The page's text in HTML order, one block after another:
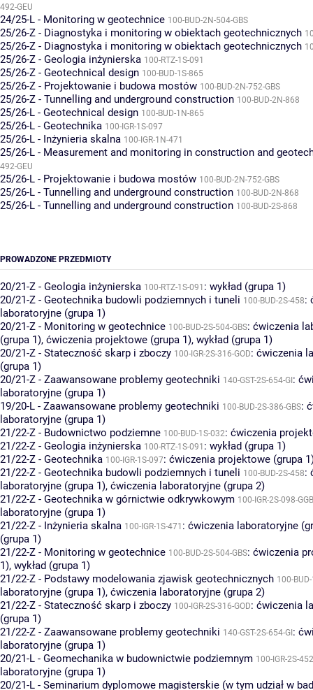
492-GEU
24/25-L - Monitoring w geotechnice 100-BUD-2N-504-GBS
25/26-Z - Diagnostyka i monitoring w obiektach geotechnicznych
25/26-Z - Diagnostyka i monitoring w obiektach geotechnicznych
25/26-Z - Geologia inżynierska 100-RTZ-1S-091
25/26-Z - Geotechnical design 100-BUD-1S-865
25/26-Z - Projektowanie i budowa mostów 100-BUD-2N-752-GBS
25/26-Z - Tunnelling and underground construction 100-BUD-2N-868
25/26-L - Geotechnical design 100-BUD-1N-865
25/26-L - Geotechnika 100-IGR-1S-097
25/26-L - Inżynieria skalna 100-IGR-1N-471
25/26-L - Measurement and monitoring in construction and
492-GEU
25/26-L - Projektowanie i budowa mostów 100-BUD-2N-752-GBS
25/26-L - Tunnelling and underground construction 100-BUD-2N-868
25/26-L - Tunnelling and underground construction 100-BUD-2S-868
PROWADZONE PRZEDMIOTY
20/21-Z - Geologia inżynierska 100-RTZ-1S-091 : wykład (grupa 1)
20/21-Z - Geotechnika budowli podziemnych i tuneli 100-BUD-2S-458:
laboratoryjne (grupa 1)
20/21-Z - Monitoring w geotechnice 100-BUD-2S-504-GBS: ćwiczenia
(grupa 1), ćwiczenia projektowe (grupa 1), wykład (grupa 1)
20/21-Z - Stateczność skarp i zboczy 100-IGR-2S-316-GOD: ćwiczenia
(grupa 1)
20/21-Z - Zaawansowane problemy geotechniki 140-GST-2S-654-GI:
laboratoryjne (grupa 1)
19/20-L - Zaawansowane problemy geotechniki 100-BUD-2S-386-GBS:
laboratoryjne (grupa 1)
21/22-Z - Budownictwo podziemne 100-BUD-1S-032: ćwiczenia
21/22-Z - Geologia inżynierska 100-RTZ-1S-091 : wykład (grupa 1)
21/22-Z - Geotechnika 100-IGR-1S-097: ćwiczenia projektowe (grupa
21/22-Z - Geotechnika budowli podziemnych i tuneli 100-BUD-2S-458:
laboratoryjne (grupa 1), ćwiczenia laboratoryjne (grupa 2)
21/22-Z - Geotechnika w górnictwie odkrywkowym 100-IGR-2S-098-GGB
laboratoryjne (grupa 1)
21/22-Z - Inżynieria skalna 100-IGR-1S-471 : ćwiczenia laboratoryjne
(grupa 1)
21/22-Z - Monitoring w geotechnice 100-BUD-2S-504-GBS: ćwiczenia
1), wykład (grupa 1)
21/22-Z - Podstawy modelowania zjawisk geotechnicznych 100-
laboratoryjne (grupa 1), ćwiczenia laboratoryjne (grupa 2)
21/22-Z - Stateczność skarp i zboczy 100-IGR-2S-316-GOD: ćwiczenia
(grupa 1)
21/22-Z - Zaawansowane problemy geotechniki 140-GST-2S-654-GI:
laboratoryjne (grupa 1)
20/21-L - Geomechanika w budownictwie podziemnym 100-IGR-2S-
laboratoryjne (grupa 1)
20/21-L - Seminarium dyplomowe magisterskie (w tym udział w